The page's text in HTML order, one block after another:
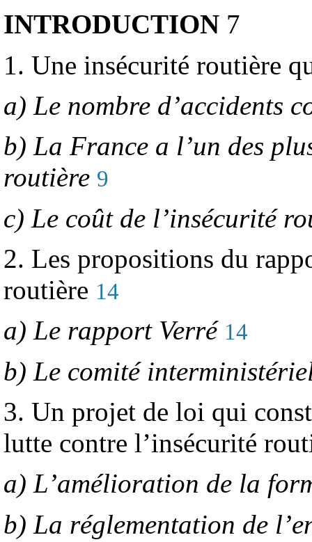
INTRODUCTION 7
1. Une insécurité routière
a) Le nombre d’accidents
b) La France a l’un des
routière 9
c) Le coût de l’insécurité
2. Les propositions du
routière 14
a) Le rapport Verré 14
b) Le comité
3. Un projet de loi qui
lutte contre l’insécurité
a) L’amélioration de la
b) La réglementation de